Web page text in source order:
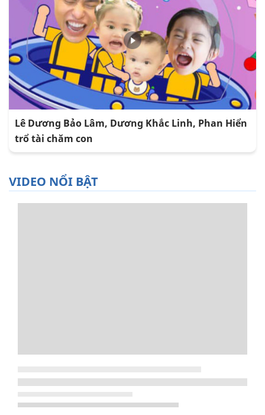
Lê Dương Bảo Lâm, Dương Khắc Linh, Phan Hiển
trổ tài chăm con
VIDEO NỔI BẬT